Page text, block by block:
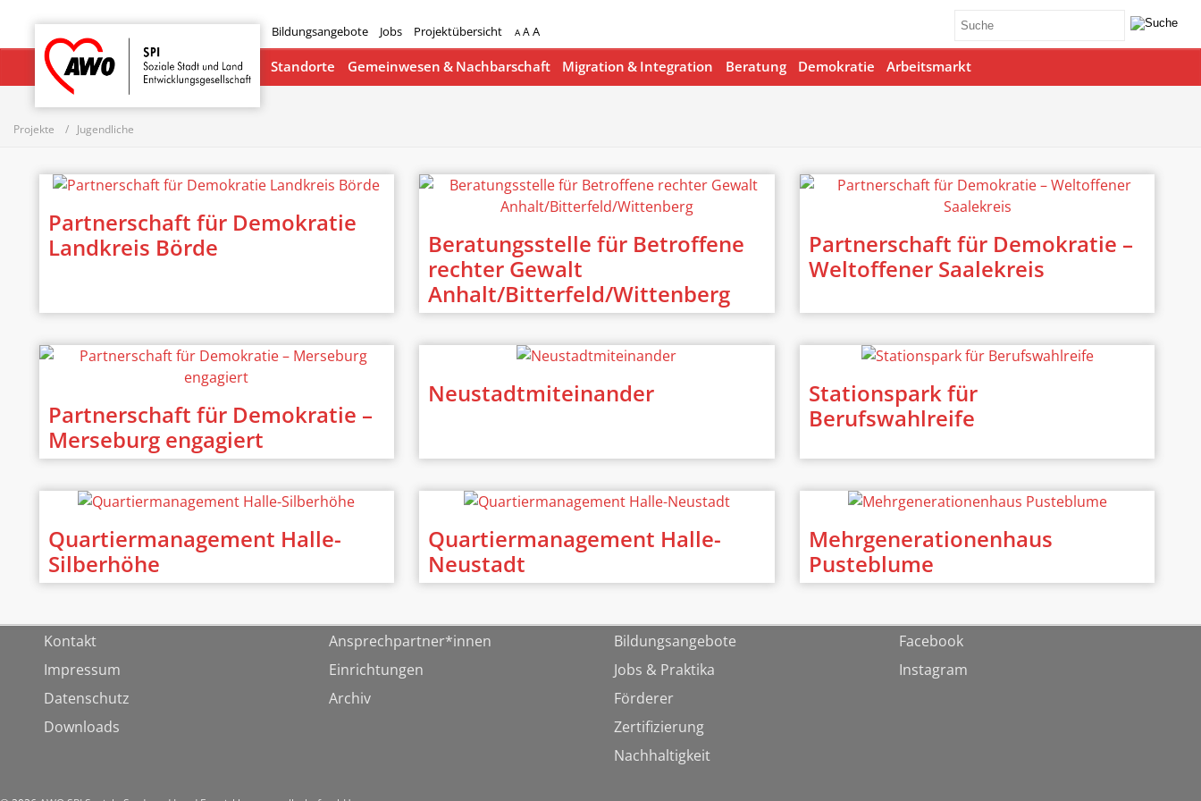
Bildungsangebote Jobs Projektübersicht A AA
Startseite
Standorte Gemeinwesen & Nachbarschaft Migration & Integration Beratung Demokratie Arbeitsmarkt
Projekte Jugendliche
Partnerschaft für Demokratie
Landkreis Börde
Beratungsstelle für Betroffene
rechter Gewalt
Anhalt/Bitterfeld/Wittenberg
Partnerschaft für Demokratie –
Weltoffener Saalekreis
Partnerschaft für Demokratie –
Merseburg engagiert
Neustadtmiteinander
Stationspark für
Berufswahlreife
Quartiermanagement Halle-
Silberhöhe
Quartiermanagement Halle-
Neustadt
Mehrgenerationenhaus
Pusteblume
Kontakt
Impressum
Datenschutz
Downloads
Ansprechpartner*innen
Einrichtungen
Archiv
Bildungsangebote
Jobs & Praktika
Förderer
Zertifizierung
Nachhaltigkeit
Facebook
Instagram